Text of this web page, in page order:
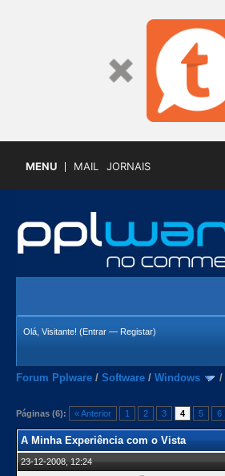
MENU MAIL JORNAIS
Olá, Visitante! (Entrar — Registar)
Forum Pplware / Software / Windows /
Páginas (6): « Anterior 1 2 3 4 5 6
A Minha Experiência com o Vista
23-12-2008, 12:24